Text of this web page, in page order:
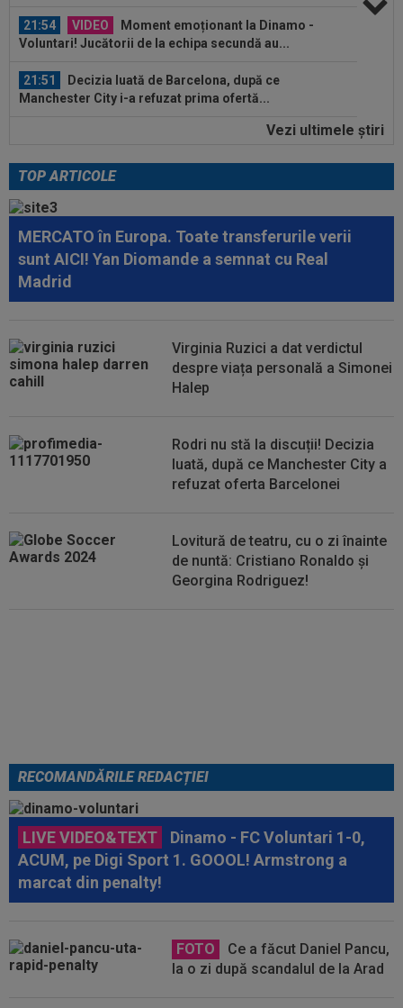
21:54
VIDEO
Moment emoționant la Dinamo -
Voluntari! Jucătorii de la echipa secundă au...
21:51
Decizia luată de Barcelona, după ce
Manchester City i-a refuzat prima ofertă...
Prunea și Torje au dat verdictul,
21:58
Estrela - Sporting, LIVE VIDEO, 22:30, DGS 3.
Ianis Stoica e titular! Echipele...
22:18 FOTO
Ce a făcut Daniel Pancu, la o zi după
scandalul de la Arad
22:09
Ferencvaros - Real Madrid 1-2, la Budapesta.
22:03 EXCLUSIV
Gigi Becali nu s-a ferit să
recunoască: ”Nu vreau niciuna! Cam ai dreptate...
din...
Vezi ultimele ştiri
TOP ARTICOLE
MERCATO în Europa. Toate transferurile verii
sunt AICI! Yan Diomande a semnat cu Real
Madrid
Virginia Ruzici a dat verdictul
despre viața personală a Simonei
Halep
Rodri nu stă la discuții! Decizia
luată, după ce Manchester City a
refuzat oferta Barcelonei
Lovitură de teatru, cu o zi înainte
de nuntă: Cristiano Ronaldo și
Georgina Rodriguez!
RECOMANDĂRILE REDACȚIEI
LIVE VIDEO&TEXT
Dinamo - FC Voluntari 1-0,
ACUM, pe Digi Sport 1. GOOOL! Armstrong a
marcat din penalty!
FOTO
Ce a făcut Daniel Pancu,
la o zi după scandalul de la Arad